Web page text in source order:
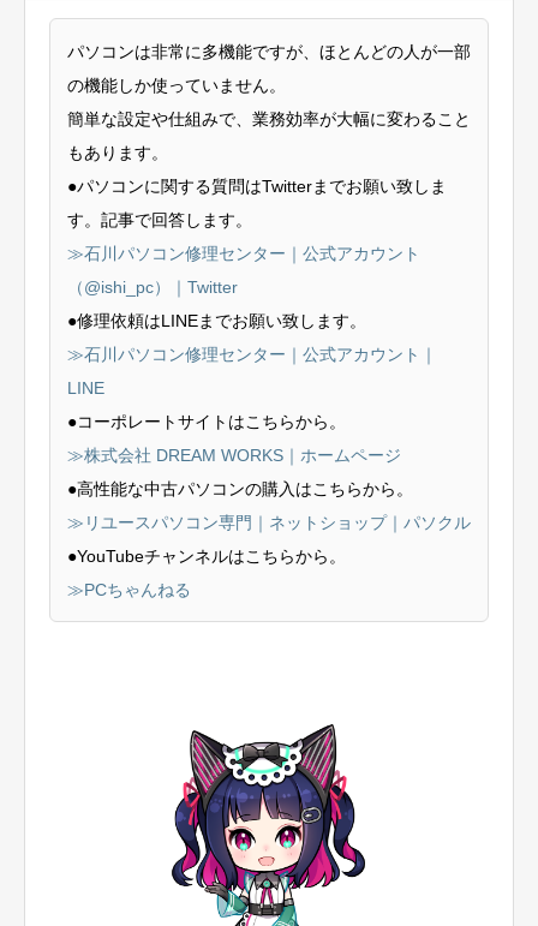
パソコンは非常に多機能ですが、ほとんどの人が一部
の機能しか使っていません。
簡単な設定や仕組みで、業務効率が大幅に変わること
もあります。
●パソコンに関する質問はTwitterまでお願い致しま
す。記事で回答します。
≫石川パソコン修理センター｜公式アカウント
（@ishi_pc）｜Twitter
●修理依頼はLINEまでお願い致します。
≫石川パソコン修理センター｜公式アカウント｜
LINE
●コーポレートサイトはこちらから。
≫株式会社 DREAM WORKS｜ホームページ
●高性能な中古パソコンの購入はこちらから。
≫リユースパソコン専門｜ネットショップ｜パソクル
●YouTubeチャンネルはこちらから。
≫PCちゃんねる